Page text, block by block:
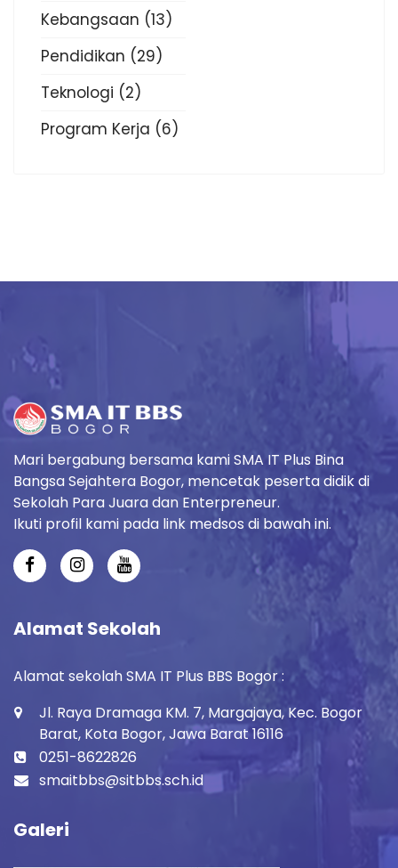
Kebangsaan (13)
Pendidikan (29)
Teknologi (2)
Program Kerja (6)
Mari bergabung bersama kami SMA IT Plus Bina
Bangsa Sejahtera Bogor, mencetak peserta didik di
Sekolah Para Juara dan Enterpreneur.
Ikuti profil kami pada link medsos di bawah ini.
Alamat Sekolah
Alamat sekolah SMA IT Plus BBS Bogor :
Jl. Raya Dramaga KM. 7, Margajaya, Kec. Bogor
Barat, Kota Bogor, Jawa Barat 16116
0251-8622826
smaitbbs@sitbbs.sch.id
Galeri